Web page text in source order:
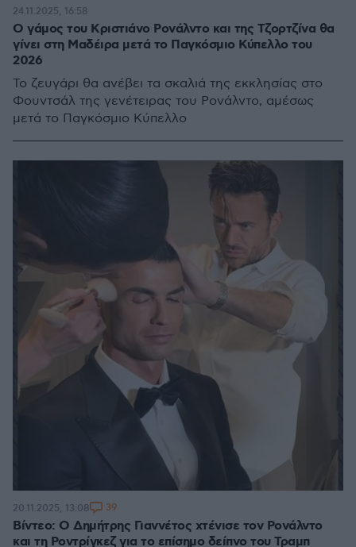
Ο γάμος του Κριστιάνο Ρονάλντο και της Τζορτζίνα θα
γίνει στη Μαδέιρα μετά το Παγκόσμιο Κύπελλο του
2026
Το ζευγάρι θα ανέβει τα σκαλιά της εκκλησίας στο
Φουντσάλ της γενέτειρας του Ρονάλντο, αμέσως
μετά το Παγκόσμιο Κύπελλο
24.11.2025, 16:58
Βίντεο: Ο Δημήτρης Γιαννέτος χτένισε τον Ρονάλντο
και τη Ροντρίγκεζ για το επίσημο δείπνο του Τραμπ
20.11.2025, 13:08 39